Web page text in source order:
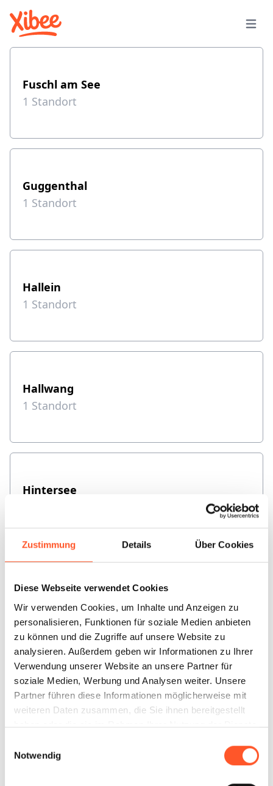
Zustimmung Details Über Cookies
Diese Webseite verwendet Cookies
Wir verwenden Cookies, um Inhalte und Anzeigen zu
personalisieren, Funktionen für soziale Medien anbieten
zu können und die Zugriffe auf unsere Website zu
analysieren. Außerdem geben wir Informationen zu Ihrer
Verwendung unserer Website an unsere Partner für
soziale Medien, Werbung und Analysen weiter. Unsere
Partner führen diese Informationen möglicherweise mit
weiteren Daten zusammen, die Sie ihnen bereitgestellt
haben oder die sie im Rahmen Ihrer Nutzung der Dienste
Notwendig
Fuschl am See
1 Standort
Guggenthal
1 Standort
Hallein
1 Standort
Hallwang
1 Standort
Hintersee
Mattsee
1 Standort
Oberndorf bei Salzburg
1 Standort